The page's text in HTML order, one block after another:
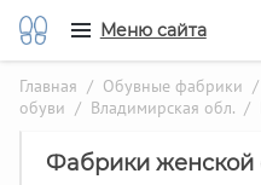
Меню сайта
Главная / Обувные фабрики /
обуви / Владимирская обл. /
Фабрики